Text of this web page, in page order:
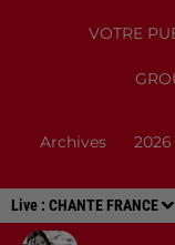
Live : CHANTE FRANCE
VOTRE
Archives 2026